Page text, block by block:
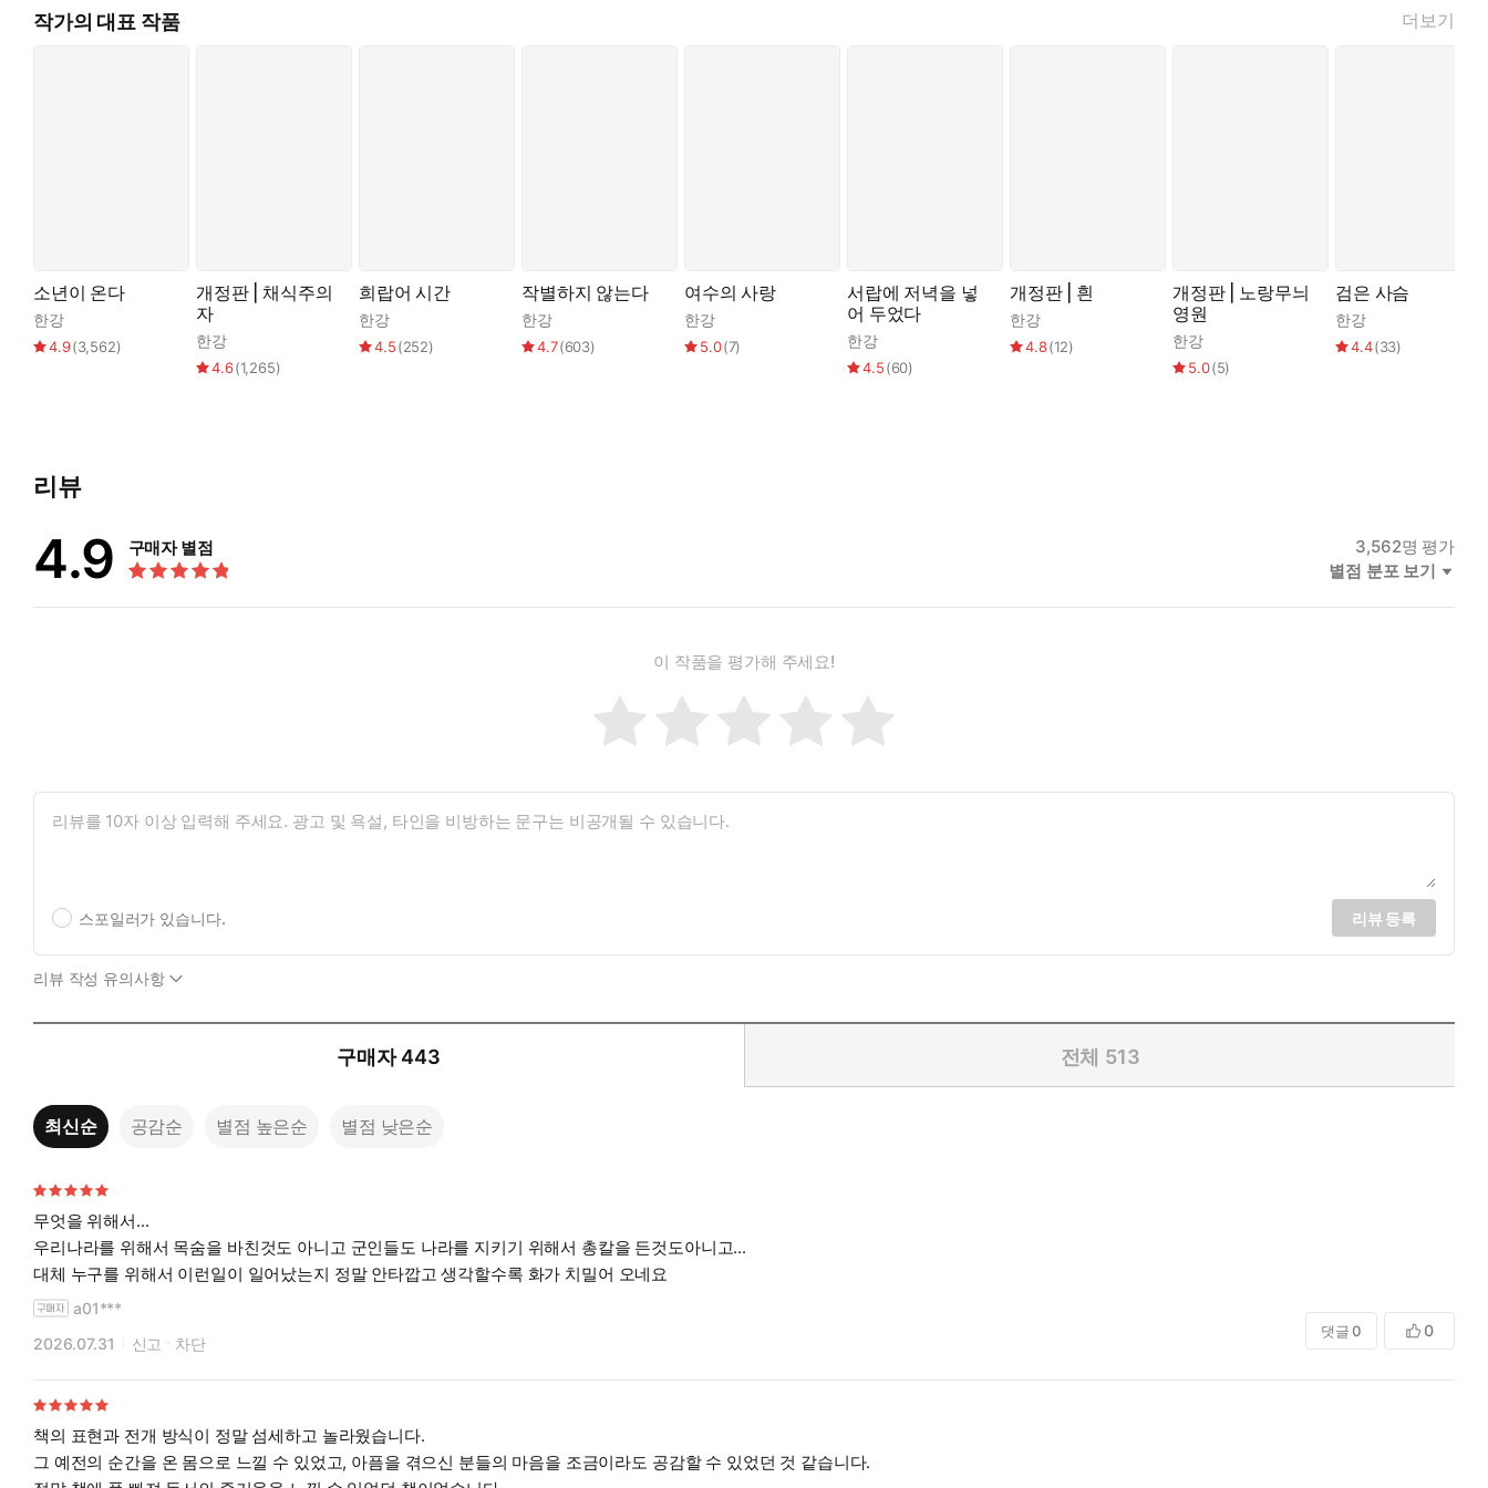
작가의 대표 작품 더보기
소년이 온다
한강
4.9(3,562)
개정판 | 채식주의
자
한강
4.6(1,265)
희랍어 시간
한강
4.5(252)
작별하지 않는다
한강
4.7(603)
여수의 사랑
한강
5.0(7)
서랍에 저녁을 넣
어 두었다
한강
4.5(60)
개정판 | 흰
한강
4.8(12)
개정판 | 노랑무늬
영원
한강
5.0(5)
검은 사슴
한강
4.4(33)
리뷰
4.9 구매자 별점 3,562명 평가
별점 분포 보기
이 작품을 평가해 주세요!
스포일러가 있습니다. 리뷰 등록
리뷰 작성 유의사항
구매자 443 전체 513
최신순 공감순 별점 높은순 별점 낮은순
무엇을 위해서...
우리나라를 위해서 목숨을 바친것도 아니고 군인들도 나라를 지키기 위해서 총칼을 든것도아니고...
대체 누구를 위해서 이런일이 일어났는지 정말 안타깝고 생각할수록 화가 치밀어 오네요
a01***
2026.07.31
신고 차단
댓글 0 0
책의 표현과 전개 방식이 정말 섬세하고 놀라웠습니다.
그 예전의 순간을 온 몸으로 느낄 수 있었고, 아픔을 겪으신 분들의 마음을 조금이라도 공감할 수 있었던 것 같습니다.